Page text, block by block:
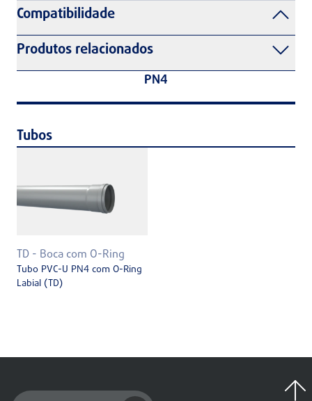
Compatibilidade
Produtos relacionados
PN4
Tubos
TD - Boca com O-Ring
Tubo PVC-U PN4 com O-Ring
Labial (TD)